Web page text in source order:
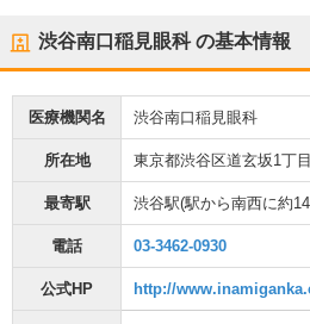
渋谷南口稲見眼科の基本情報
医療機関名 渋谷南口稲見眼科
所在地 東京都渋谷区道玄坂1丁
最寄駅 渋谷駅(駅から南西に約
電話 03-3462-0930
公式HP http://